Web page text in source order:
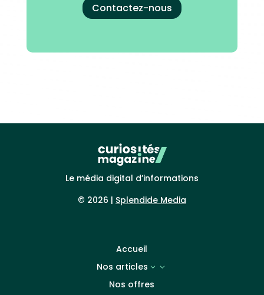
Contactez-nous
Le média digital d’informations
© 2026 | Splendide Media
Accueil
Nos articles
3
Nos offres